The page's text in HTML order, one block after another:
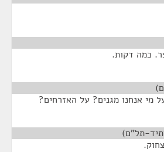
כמה דקות.
מי אנחנו מגנים? על האזרחים?
תל"ם)